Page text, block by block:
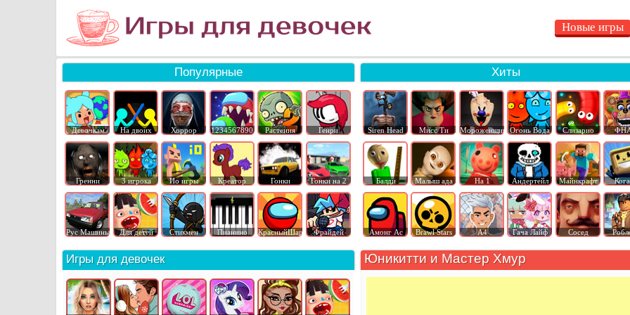
Новые игры
Популярные
Девочкам На двоих Хоррор 1234567890 Растения Генри
Гренни 3 игрока Ио игры Креатор Гонки Гонки на 2
Рус Машины Для детей Стикмен Пианино КрасныйШар Фрайдей
Хиты
Siren Head Мисс Ти Мороженщик Огонь Вода Слизарио
Балди Малыш ада На 1 Андертейл Майнкрафт
Амонг Ас Brawl Stars А4 Гача Лайф Сосед
Юникитти и Мастер Хмур
Игры для девочек